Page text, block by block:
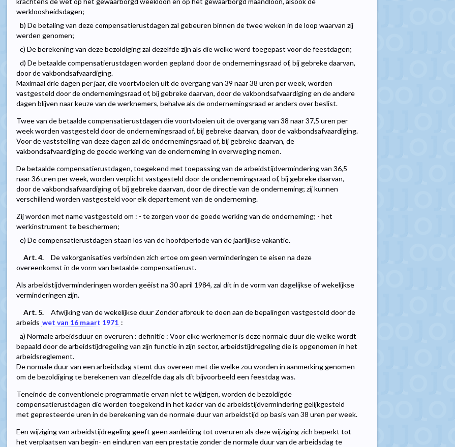
werkloosheidsdagen;
b) De betaling van deze compensatierustdagen zal gebeuren binnen de twee weken in de loop waarvan zij
werden genomen;
c) De berekening van deze bezoldiging zal dezelfde zijn als die welke werd toegepast voor de feestdagen;
d) De betaalde compensatierustdagen worden gepland door de ondernemingsraad of, bij gebreke daarvan,
door de vakbondsafvaardiging.
Maximaal drie dagen per jaar, die voortvloeien uit de overgang van 39 naar 38 uren per week, worden
vastgesteld door de ondernemingsraad of, bij gebreke daarvan, door de vakbondsafvaardiging en de andere
dagen blijven naar keuze van de werknemers, behalve als de ondernemingsraad er anders over beslist.
Twee van de betaalde compensatierustdagen die voortvloeien uit de overgang van 38 naar 37,5 uren per
week worden vastgesteld door de ondernemingsraad of, bij gebreke daarvan, door de vakbondsafvaardiging.
Voor de vaststelling van deze dagen zal de ondernemingsraad of, bij gebreke daarvan, de
vakbondsafvaardiging de goede werking van de onderneming in overweging nemen.
De betaalde compensatierustdagen, toegekend met toepassing van de arbeidstijdvermindering van 36,5
naar 36 uren per week, worden verplicht vastgesteld door de ondernemingsraad of, bij gebreke daarvan,
door de vakbondsafvaardiging of, bij gebreke daarvan, door de directie van de onderneming; zij kunnen
verschillend worden vastgesteld voor elk departement van de onderneming.
Zij worden met name vastgesteld om : - te zorgen voor de goede werking van de onderneming; - het
werkinstrument te beschermen;
e) De compensatierustdagen staan los van de hoofdperiode van de jaarlijkse vakantie.
Art. 4.
De vakorganisaties verbinden zich ertoe om geen verminderingen te eisen na deze
overeenkomst in de vorm van betaalde compensatierust.
Als arbeidstijdverminderingen worden geëist na 30 april 1984, zal dit in de vorm van dagelijkse of wekelijkse
verminderingen zijn.
Art. 5.
Afwijking van de wekelijkse duur Zonder afbreuk te doen aan de bepalingen vastgesteld door de
arbeids wet van 16 maart 1971 :
a) Normale arbeidsduur en overuren : definitie : Voor elke werknemer is deze normale duur die welke wordt
bepaald door de arbeidstijdregeling van zijn functie in zijn sector, arbeidstijdregeling die is opgenomen in het
arbeidsreglement.
De normale duur van een arbeidsdag stemt dus overeen met die welke zou worden in aanmerking genomen
om de bezoldiging te berekenen van diezelfde dag als dit bijvoorbeeld een feestdag was.
Teneinde de conventionele programmatie ervan niet te wijzigen, worden de bezoldigde
compensatierustdagen die worden toegekend in het kader van de arbeidstijdvermindering gelijkgesteld
met gepresteerde uren in de berekening van de normale duur van arbeidstijd op basis van 38 uren per week.
Een wijziging van arbeidstijdregeling geeft geen aanleiding tot overuren als deze wijziging zich beperkt tot
het verplaatsen van begin- en einduren van een prestatie zonder de normale duur van de arbeidsdag te